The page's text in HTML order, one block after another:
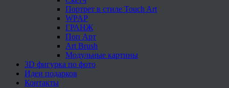
Портрет в стиле Touch Art
WPAP
ГРАНЖ
Поп Арт
Art Brush
Модульные картины
3D фигурка по фото
Идеи подарков
Контакты